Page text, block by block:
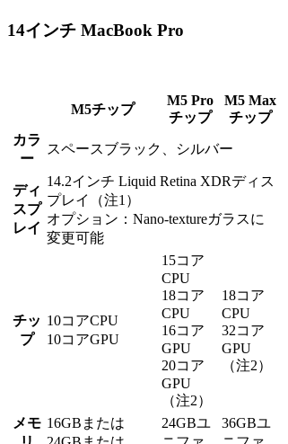
14インチ MacBook Pro
M5チップ
M5 Pro
チップ
M5 Max
チップ
カラ
ー
スペースブラック、シルバー
ディ
スプ
レイ
14.2インチ Liquid Retina XDRディス
プレイ（注1）
オプション：Nano-textureガラスに
変更可能
チッ
プ
10コアCPU
10コアGPU
15コア
CPU
18コア
CPU
16コア
GPU
20コア
GPU
（注2）
18コア
CPU
32コア
GPU
（注2）
メモ 16GBまたは
24GBユ
36GBユ